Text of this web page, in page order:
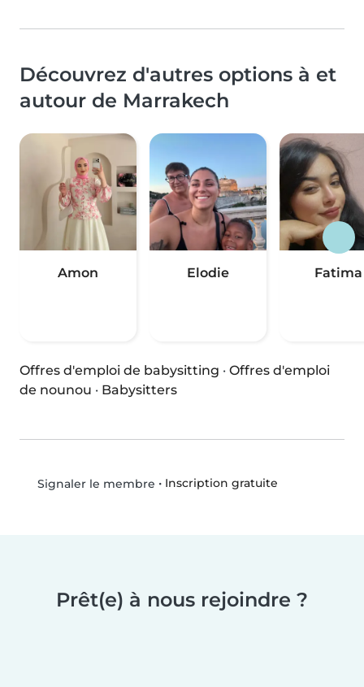
Découvrez d'autres options à et
autour de Marrakech
Amon Elodie Fatima
Offres d'emploi de babysitting · Offres d'emploi
de nounou · Babysitters
Signaler le membre • Inscription gratuite
Prêt(e) à nous rejoindre ?